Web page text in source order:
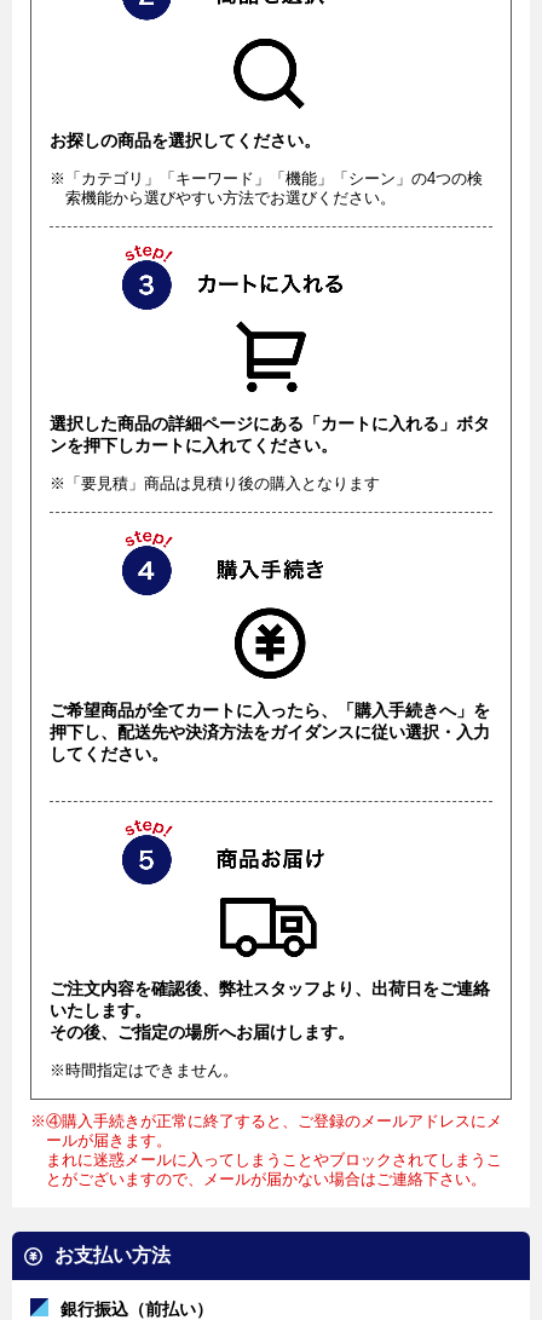
お探しの商品を選択してください。
※「カテゴリ」「キーワード」「機能」「シーン」の4つの検
索機能から選びやすい方法でお選びください。
選択した商品の詳細ページにある「カートに入れる」ボタ
ンを押下しカートに入れてください。
※「要見積」商品は見積り後の購入となります
ご希望商品が全てカートに入ったら、「購入手続きへ」を
押下し、配送先や決済方法をガイダンスに従い選択・入力
してください。
ご注文内容を確認後、弊社スタッフより、出荷日をご連絡
いたします。
その後、ご指定の場所へお届けします。
※時間指定はできません。
※④購入手続きが正常に終了すると、ご登録のメールアドレスにメ
ールが届きます。
まれに迷惑メールに入ってしまうことやブロックされてしまうこ
とがございますので、メールが届かない場合はご連絡下さい。
お支払い方法
銀行振込（前払い）